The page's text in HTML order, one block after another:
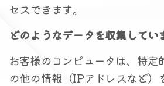
セスできます。
どのようなデータを収集してい
お客様のコンピュータは、特定
の他の情報（IPアドレスなど）